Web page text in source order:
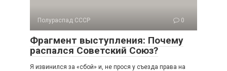
Полураспад СССР 0
Фрагмент выступления: Почему
распался Советский Союз?
Я извинился за «сбой» и, не прося у съезда права на